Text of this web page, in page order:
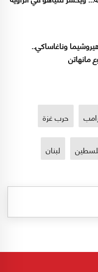
وناغاساكي..
مانهاتن
حرب غزة
لبنان